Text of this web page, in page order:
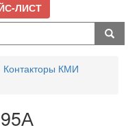
ЛИСТ
Контакторы КМИ